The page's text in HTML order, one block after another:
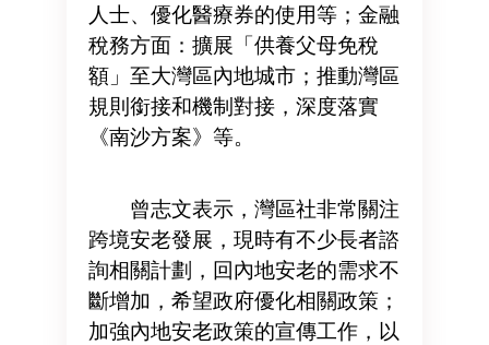
人士、優化醫療券的使用等；金融
稅務方面：擴展「供養父母免稅
額」至大灣區內地城市；推動灣區
規則銜接和機制對接，深度落實
《南沙方案》等。
曾志文表示，灣區社非常關注
跨境安老發展，現時有不少長者諮
詢相關計劃，回內地安老的需求不
斷增加，希望政府優化相關政策；
加強內地安老政策的宣傳工作，以